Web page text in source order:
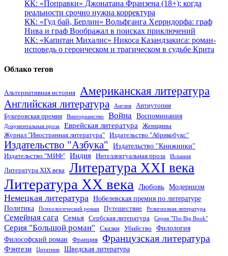
КК: «Поправки» Джонатана Франзена (18+): когда
реальности срочно нужна корректура
КК: «Гуд бай, Берлин» Вольфганга Херрндорфа: граф
Нива и граф Воображал в поисках приключений
КК: «Капитан Михалис» Никоса Казандзакиса: роман-
исповедь о героическом и трагическом в судьбе Крита
Облако тегов
Альтернативная история Американская литература
Английская литература Англия
Антиутопия
Букеровская премия
Викторианство Война Воспоминания
Документальная проза Еврейская литература
Женщины
Журнал "Иностранная литература"
Издательство "Абрикобукс"
Издательство "Азбука" Издательство "Книжники"
Издательство "МИФ" Индия Интеллектуальная проза Испания
Литература XIX века Литература XXI века
Литература XX века Любовь Модернизм
Немецкая литература Нобелевская премия по литературе
Политика
Психологический роман Путешествие Религиозная литература
Семейная сага Семья Сербская литература Серия "The Big Book"
Серия "Большой роман" Сказки Убийство
Филология
Философский роман
Франция Французская литература
Фэнтези Цитатник Шведская литература